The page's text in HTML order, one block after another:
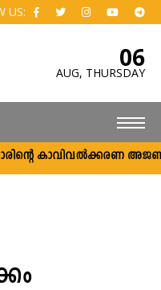
US:
06
AUG, THURSDAY
കാവിവല്‍ക്കരണ